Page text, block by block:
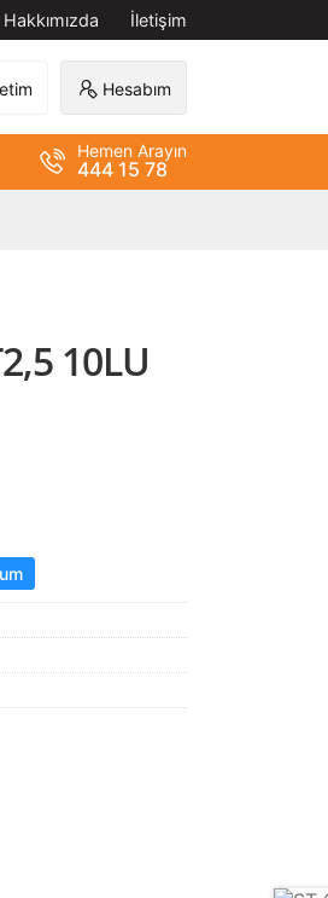
Hakkımızda İletişim
Hesabım
Hemen Arayın
444 15 78
10LU